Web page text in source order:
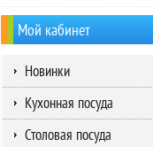
Мой кабинет
Новинки
Кухонная посуда
Столовая посуда